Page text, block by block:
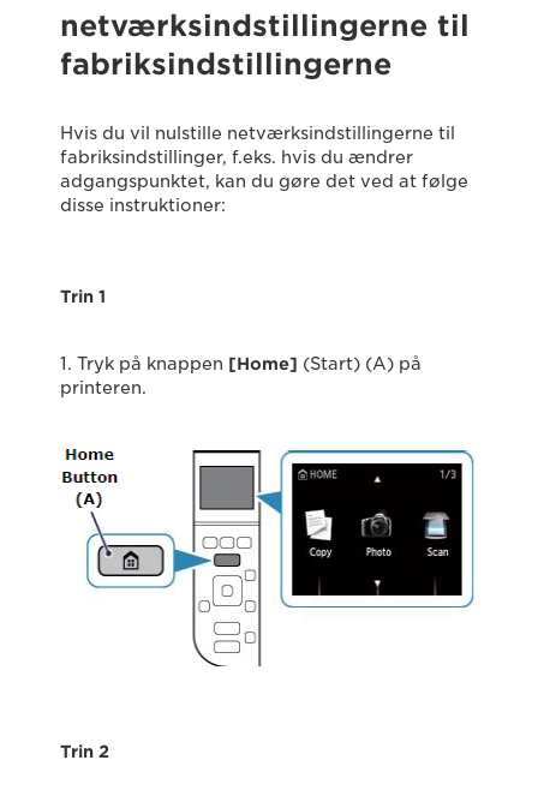
netværksindstillingerne til
fabriksindstillingerne
Hvis du vil nulstille netværksindstillingerne til
fabriksindstillinger, f.eks. hvis du ændrer
adgangspunktet, kan du gøre det ved at følge
disse instruktioner:
Trin 1
1. Tryk på knappen [Home] (Start) (A) på
printeren.
Trin 2